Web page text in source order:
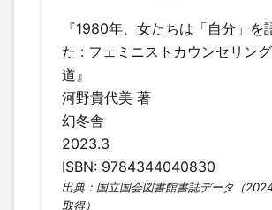
『1980年、女たちは「自分」を
た : フェミニストカウンセリン
道』
河野貴代美 著
幻冬舎
2023.3
ISBN: 9784344040830
出典：国立国会図書館書誌データ（
取得）